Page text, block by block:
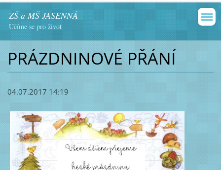
ZŠ a MŠ JASENNÁ
Učíme se pro život
PRÁZDNINOVÉ PŘÁNÍ
04.07.2017 14:19